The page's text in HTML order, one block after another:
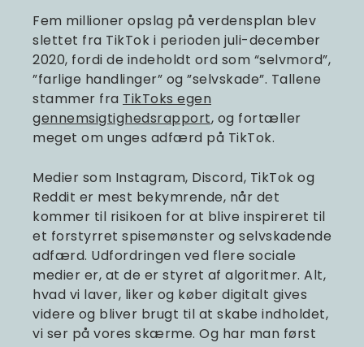
Fem millioner opslag på verdensplan blev
slettet fra TikTok i perioden juli-december
2020, fordi de indeholdt ord som “selvmord”,
”farlige handlinger” og ”selvskade”. Tallene
stammer fra TikToks egen
gennemsigtighedsrapport, og fortæller
meget om unges adfærd på TikTok.
Medier som Instagram, Discord, TikTok og
Reddit er mest bekymrende, når det
kommer til risikoen for at blive inspireret til
et forstyrret spisemønster og selvskadende
adfærd. Udfordringen ved flere sociale
medier er, at de er styret af algoritmer. Alt,
hvad vi laver, liker og køber digitalt gives
videre og bliver brugt til at skabe indholdet,
vi ser på vores skærme. Og har man først